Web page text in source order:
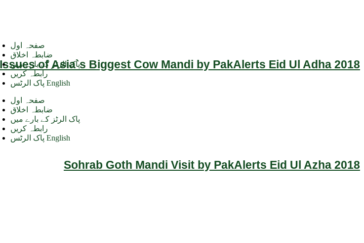
Issues of Asia`s Biggest Cow Mandi by PakAlerts Eid Ul Adha 2018
Sohrab Goth Mandi Visit by PakAlerts Eid Ul Azha 2018
صفحہ اول
ضابطہ اخلاق
پاک الرٹز کے بارے میں
رابطہ کریں
پاک الرٹس English
صفحہ اول
ضابطہ اخلاق
پاک الرٹز کے بارے میں
رابطہ کریں
پاک الرٹس English